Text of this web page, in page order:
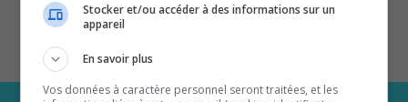
Stocker et/ou accéder à des informations sur un
appareil
En savoir plus
Vos données à caractère personnel seront traitées, et les